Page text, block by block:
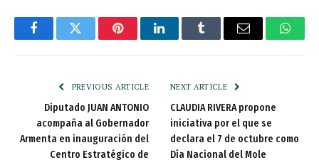
FacebookTwitter PinterestLinkedInTumblr Email
PREVIOUS ARTICLE
Diputado JUAN ANTONIO
acompaña al Gobernador
Armenta en inauguración del
Centro Estratégico de
NEXT ARTICLE
CLAUDIA RIVERA propone
iniciativa por el que se
declara el 7 de octubre como
Día Nacional del Mole